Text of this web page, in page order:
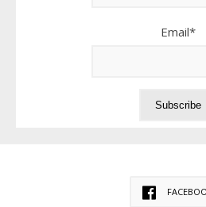
Email*